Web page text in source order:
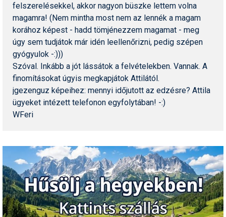
Kerékpár
Korcsolya
Könyvajánló
Magazinok
Munkavállalás
Olvasnivaló
Portálinfo
Rajzok
Síbérletárak
Síbörze
felszerelésekkel, akkor nagyon büszke lettem volna
magamra! (Nem mintha most nem az lennék a magam
korához képest - hadd tömjénezzem magamat - meg
úgy sem tudjátok már idén leellenőrizni, pedig szépen
gyógyulok -:)))
Szóval. Inkább a jót lássátok a felvételekben. Vannak. A
finomításokat úgyis megkapjátok Attilától.
jgezenguz képeihez: mennyi időjutott az edzésre? Attila
ügyeket intézett telefonon egyfolytában! -:)
WFeri